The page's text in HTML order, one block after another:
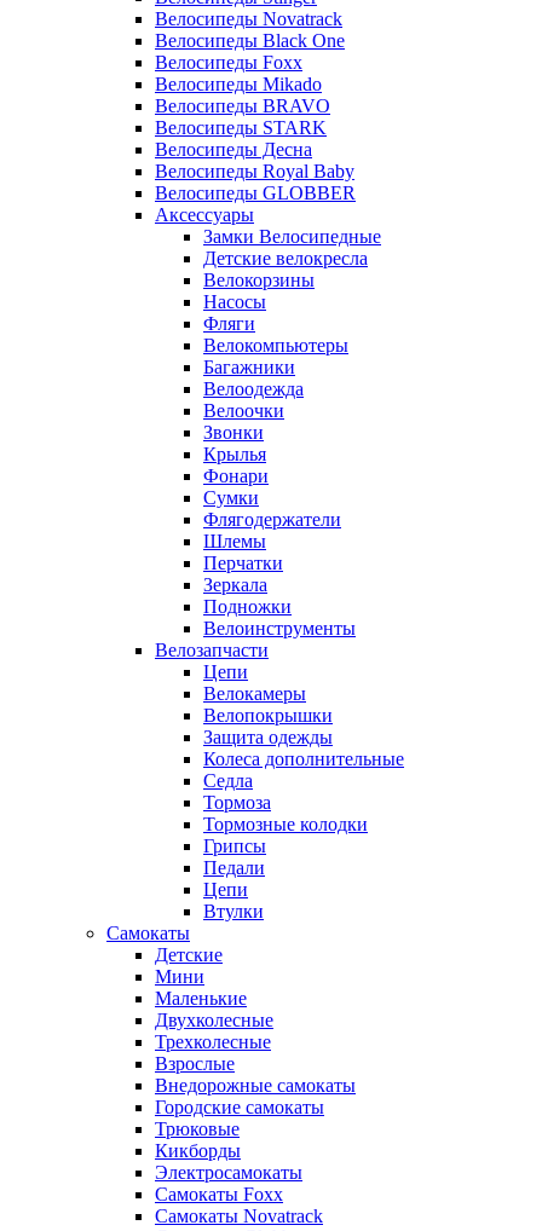
Велосипеды Novatrack
Велосипеды Black One
Велосипеды Foxx
Велосипеды Mikado
Велосипеды BRAVO
Велосипеды STARK
Велосипеды Десна
Велосипеды Royal Baby
Велосипеды GLOBBER
Аксессуары
Замки Велосипедные
Детские велокресла
Велокорзины
Насосы
Фляги
Велокомпьютеры
Багажники
Велоодежда
Велоочки
Звонки
Крылья
Фонари
Сумки
Флягодержатели
Шлемы
Перчатки
Зеркала
Подножки
Велоинструменты
Велозапчасти
Цепи
Велокамеры
Велопокрышки
Защита одежды
Колеса дополнительные
Седла
Тормоза
Тормозные колодки
Грипсы
Педали
Цепи
Втулки
Самокаты
Детские
Мини
Маленькие
Двухколесные
Трехколесные
Взрослые
Внедорожные самокаты
Городские самокаты
Трюковые
Кикборды
Электросамокаты
Самокаты Foxx
Самокаты Novatrack